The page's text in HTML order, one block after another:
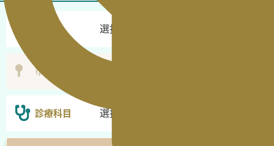
選択なし
市区町村
診療科目 選択なし